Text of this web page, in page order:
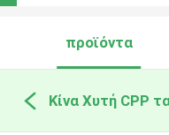
προϊόντα
Κίνα Χυτή CPP